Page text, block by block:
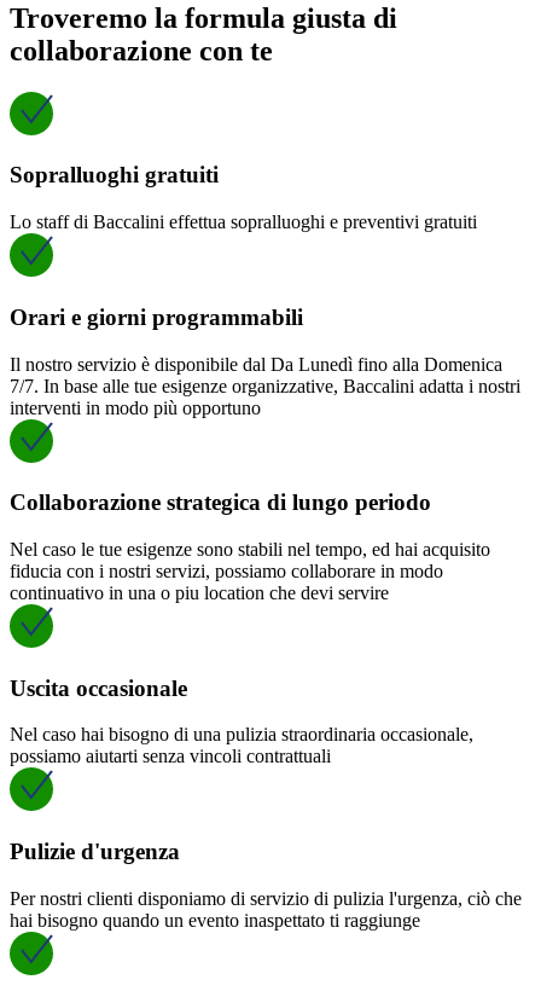
Troveremo la formula giusta di
collaborazione con te
Sopralluoghi gratuiti
Lo staff di Baccalini effettua sopralluoghi e preventivi gratuiti
Orari e giorni programmabili
Il nostro servizio è disponibile dal Da Lunedì fino alla Domenica
7/7. In base alle tue esigenze organizzative, Baccalini adatta i nostri
interventi in modo più opportuno
Collaborazione strategica di lungo periodo
Nel caso le tue esigenze sono stabili nel tempo, ed hai acquisito
fiducia con i nostri servizi, possiamo collaborare in modo
continuativo in una o piu location che devi servire
Uscita occasionale
Nel caso hai bisogno di una pulizia straordinaria occasionale,
possiamo aiutarti senza vincoli contrattuali
Pulizie d'urgenza
Per nostri clienti disponiamo di servizio di pulizia l'urgenza, ciò che
hai bisogno quando un evento inaspettato ti raggiunge